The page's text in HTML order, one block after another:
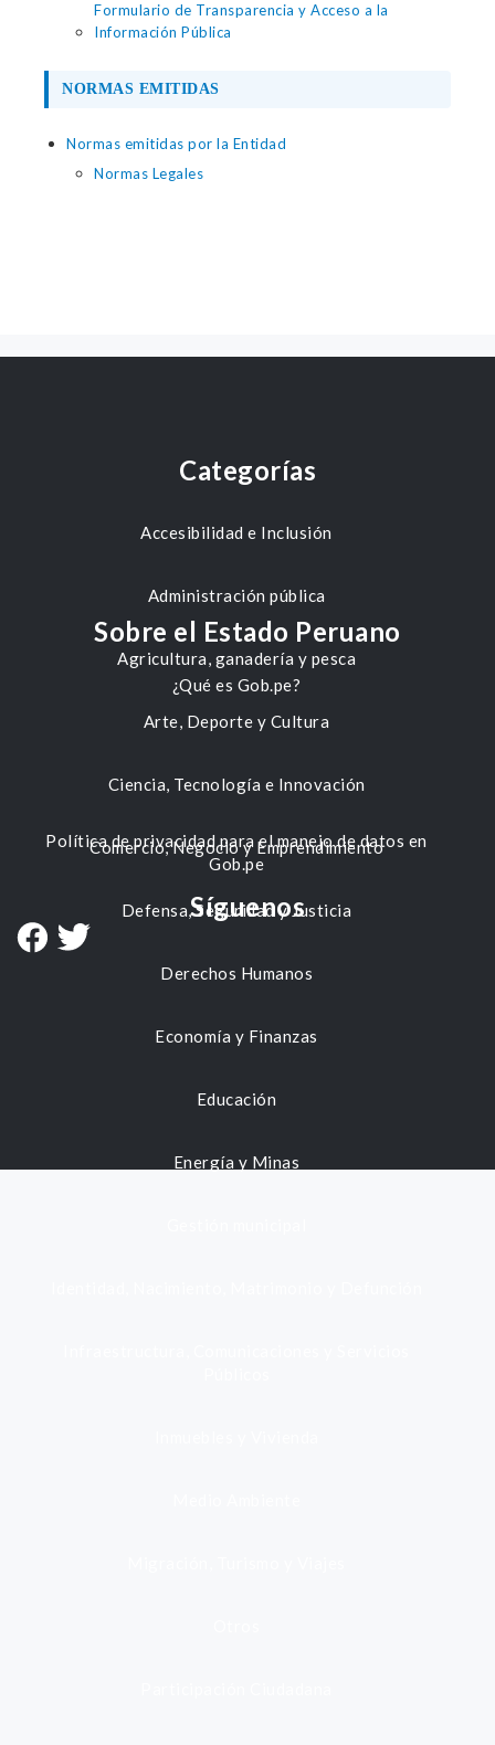
Formulario de Transparencia y Acceso a la
Información Pública
NORMAS EMITIDAS
Normas emitidas por la Entidad
Normas Legales
Categorías
Accesibilidad e Inclusión
Administración pública
Agricultura, ganadería y pesca
Arte, Deporte y Cultura
Ciencia, Tecnología e Innovación
Comercio, Negocio y Emprendimiento
Defensa, Seguridad y Justicia
Derechos Humanos
Economía y Finanzas
Educación
Energía y Minas
Sobre el Estado Peruano
¿Qué es Gob.pe?
Política de privacidad para el manejo de datos en
Gob.pe
Síguenos